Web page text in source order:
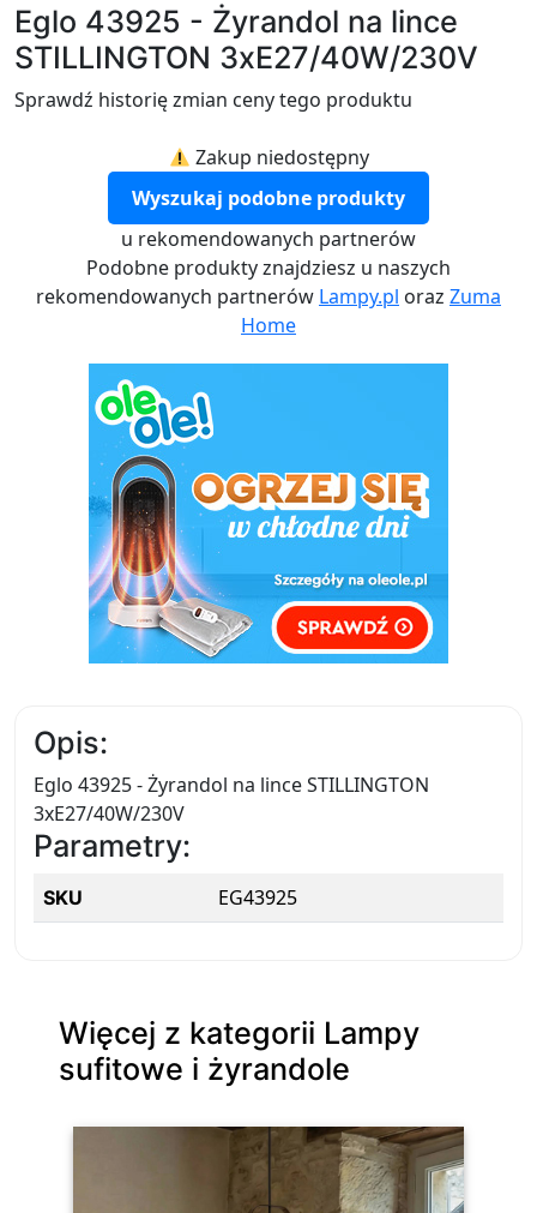
Eglo 43925 - Żyrandol na lince
STILLINGTON 3xE27/40W/230V
Sprawdź historię zmian ceny tego produktu
Zakup niedostępny
Wyszukaj podobne produkty
u rekomendowanych partnerów
Podobne produkty znajdziesz u naszych
rekomendowanych partnerów Lampy.pl oraz Zuma
Home
Opis:
Eglo 43925 - Żyrandol na lince STILLINGTON
3xE27/40W/230V
Parametry:
SKU EG43925
Więcej z kategorii Lampy
sufitowe i żyrandole